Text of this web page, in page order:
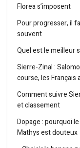
Florea s’imposent
Pour progresser, il
souvent
Quel est le meilleur
Sierre-Zinal :
course, les Français
Comment suivre
et classement
Dopage : pourquoi
Mathys est douteux